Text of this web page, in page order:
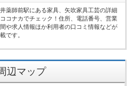
薬師前駅にある家具、矢吹家具工芸の詳細
コナカでチェック！住所、電話番号、営業
や求人情報ほか利用者の口コミ情報などが
です。
辺マップ